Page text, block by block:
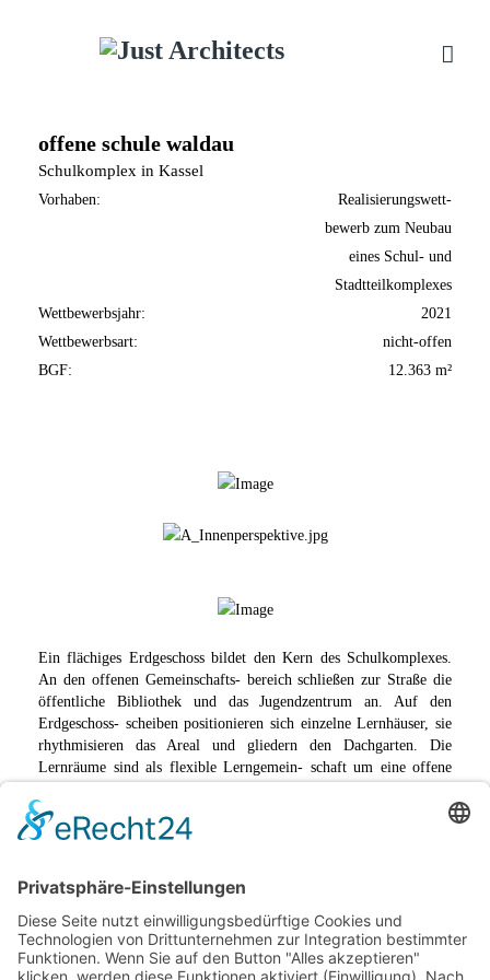
offene schule waldau
Schulkomplex in Kassel
Vorhaben:
Realisierungswett-
bewerb zum Neubau
eines Schul- und
Stadtteilkomplexes
Wettbewerbsjahr:
2021
Wettbewerbsart:
nicht-offen
BGF:
12.363 m²
Ein flächiges Erdgeschoss bildet den Kern des Schulkomplexes.
An den offenen Gemeinschafts- bereich schließen zur Straße die
öffentliche Bibliothek und das Jugendzentrum an. Auf den
Erdgeschoss- scheiben positionieren sich einzelne Lernhäuser, sie
rhythmisieren das Areal und gliedern den Dachgarten. Die
Lernräume sind als flexible Lerngemein- schaft um eine offene
nach- haltigen Konstruktion.